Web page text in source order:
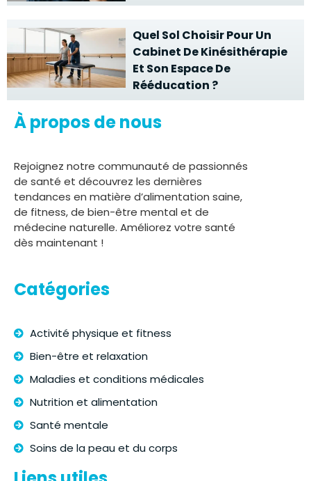
Quel Sol Choisir Pour Un
Cabinet De Kinésithérapie
Et Son Espace De
Rééducation ?
À propos de nous
Rejoignez notre communauté de passionnés
de santé et découvrez les dernières
tendances en matière d’alimentation saine,
de fitness, de bien-être mental et de
médecine naturelle. Améliorez votre santé
dès maintenant !
Catégories
Activité physique et fitness
Bien-être et relaxation
Maladies et conditions médicales
Nutrition et alimentation
Santé mentale
Soins de la peau et du corps